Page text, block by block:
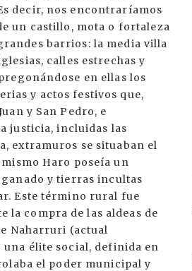
decir, nos encontraríamos
un castillo, mota o fortaleza
barrios: la media villa
calles estrechas y
en ellas los
y actos festivos que,
y San Pedro, e
justicia, incluidas las
extramuros se situaban el
Haro poseía un
y tierras incultas
Este término rural fue
la compra de las aldeas de
Naharruri (actual
élite social, definida en
el poder municipal y